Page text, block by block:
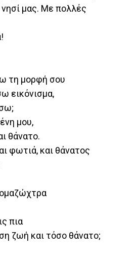
μας. Με πολλές
τη μορφή σου
εικόνισμα,
μου,
θάνατο.
φωτιά, και θάνατος
πια
ζωή και τόσο θάνατο;